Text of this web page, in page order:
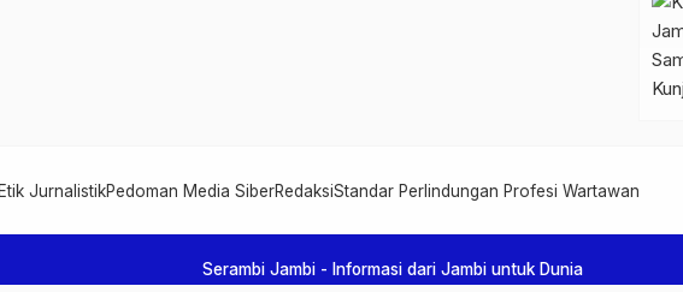
JurnalistikPedoman Media SiberRedaksiStandar Perlindungan Profesi Wartawan
Serambi Jambi - Informasi dari Jambi untuk Dunia